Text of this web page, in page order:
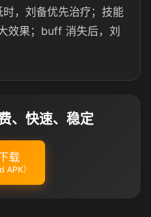
，刘备优先治疗；技能
效果；buff 消失后，刘
、快速、稳定
载
APK）